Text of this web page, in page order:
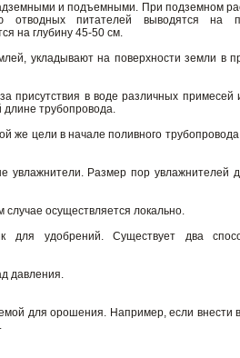
и подъемными. При подземном
питателей выводятся на
на глубину 45-50 см.
укладывают на поверхности земли в
присутствия в воде различных примесей
длине трубопровода.
же цели в начале поливного
увлажнители. Размер пор увлажнителей
осуществляется локально.
для удобрений. Существует два
давления.
для орошения. Например, если внести